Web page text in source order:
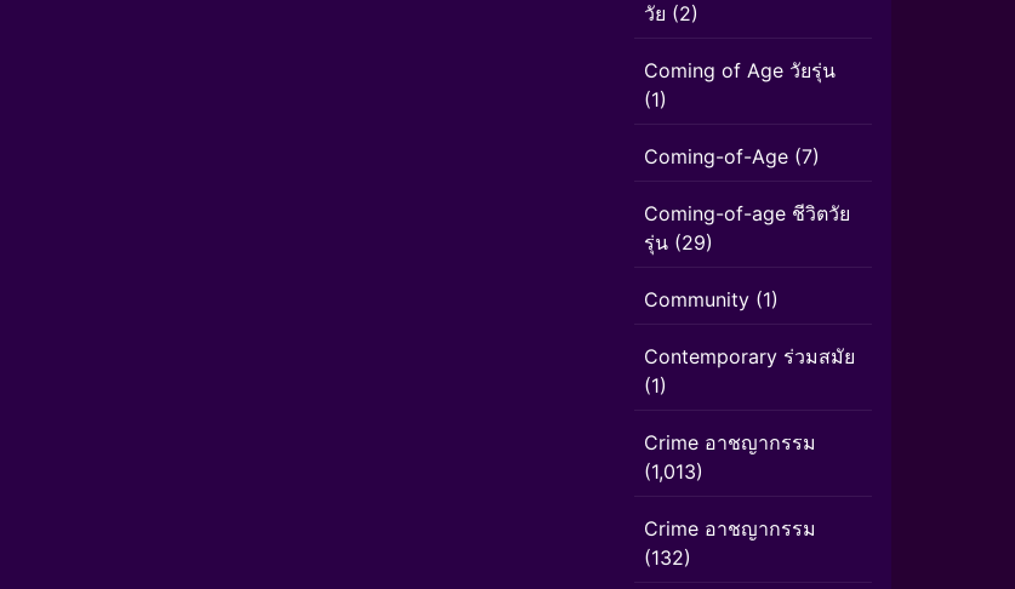
วัย (2)
Coming of Age วัยรุ่น
(1)
Coming-of-Age (7)
Coming-of-age ชีวิตวัย
รุ่น (29)
Community (1)
Contemporary ร่วมสมัย
(1)
Crime อาชญากรรม
(1,013)
Crime อาชญากรรม
(132)